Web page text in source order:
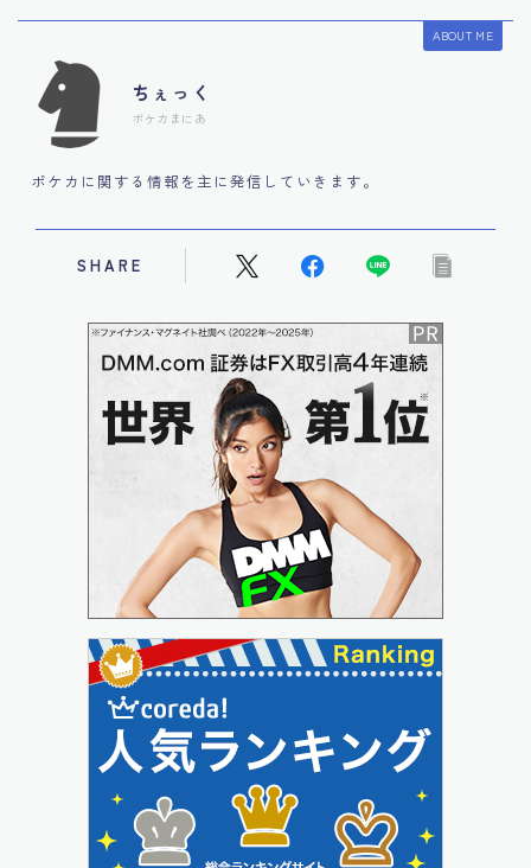
ABOUT ME
ちぇっく
ポケカまにあ
ポケカに関する情報を主に発信していきます。
SHARE